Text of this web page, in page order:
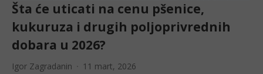
Šta će uticati na cenu pšenice,
kukuruza i drugih poljoprivrednih
dobara u 2026?
Igor Zagradanin 11 mart, 2026